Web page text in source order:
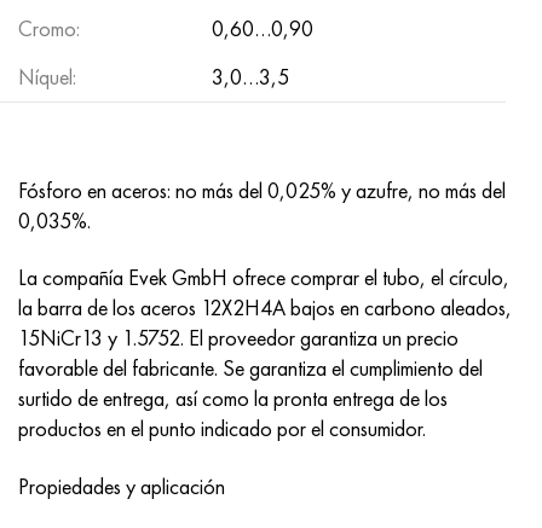
Cromo:
0,60…0,90
Níquel:
3,0…3,5
Fósforo en aceros: no más del 0,025% y azufre, no más del
0,035%.
La compañía Evek GmbH ofrece comprar el tubo, el círculo,
la barra de los aceros 12X2H4A bajos en carbono aleados,
15NiCr13 y 1.5752. El proveedor garantiza un precio
favorable del fabricante. Se garantiza el cumplimiento del
surtido de entrega, así como la pronta entrega de los
productos en el punto indicado por el consumidor.
Propiedades y aplicación
Nitrónico 60
Nitronik 75
Nimónico 90
Haynes 25
Haynes 188
Haynes 230
Hastelloy b2
81HMA
Tipos de aleaciones de precisión
tubo de precisión
ХН78Т
HN80TBY
H70MFV
40 titanio
Aleación 31 - 1.4562
Aleación 254smo® - 1.4547
AM-350 - ams 5548
Custom 450® - uns S45000
Ascoloy griego 418
Tubería resistente a la corrosión
37X12N8G8MFB
40X10X2M
45Х14Н14В2М
65X13
90X18MF
95X18
34khn3ma, 36NiCrMo16, 35NiCrMo16
35hgs, 35hgs
ac35g2, 36smnpb14, 1.0765
40hn2ma, 34CrNiMo4, 36hnm
38hs, 37hs
38XA, 37Cr4, AISI 5135
38HN3MFA, 35nicrmov12-5